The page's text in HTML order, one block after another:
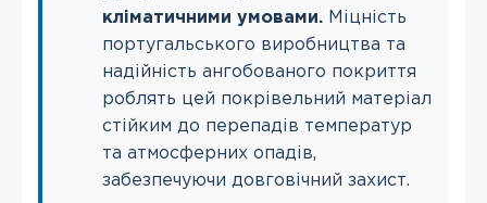
кліматичними умовами. Міцність
португальського виробництва та
надійність ангобованого покриття
роблять цей покрівельний матеріал
стійким до перепадів температур
та атмосферних опадів,
забезпечуючи довговічний захист.